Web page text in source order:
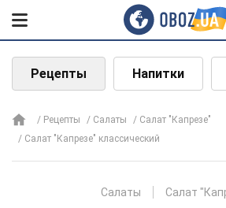
Рецепты Напитки
Рецепты Салаты
Салат "Капрезе"
Салат "Капрезе" классический
Салаты Салат